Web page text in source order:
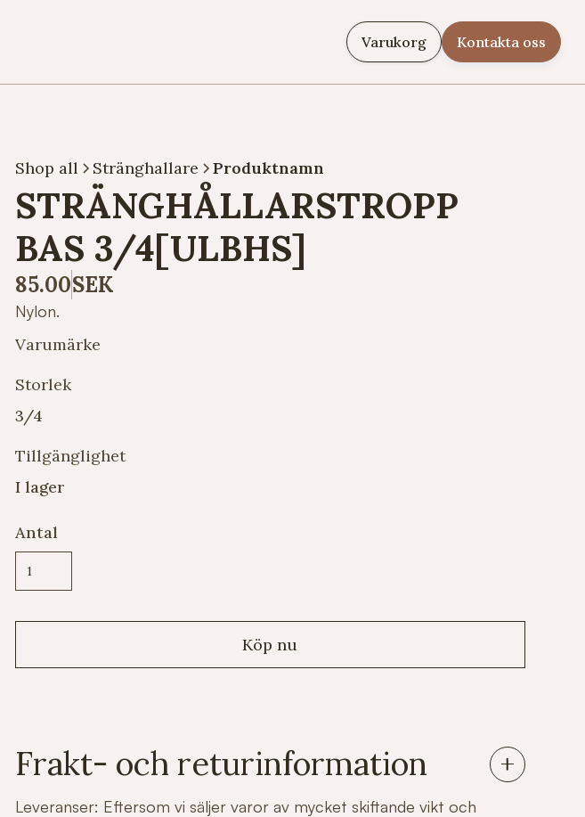
Varukorg Kontakta oss
Shop all Stränghallare Produktnamn
STRÄNGHÅLLARSTROPP
BAS 3/4[ULBHS]
85.00SEK
Nylon.
Varumärke
Storlek
3/4
Tillgänglighet
I lager
Antal
Frakt- och returinformation
Leveranser: Eftersom vi säljer varor av mycket skiftande vikt och